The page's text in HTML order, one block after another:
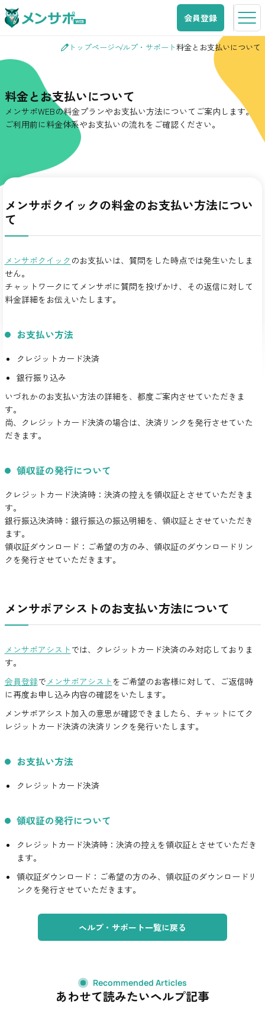
会員登録
トップページヘルプ・サポート料金とお支払いについて
料金とお支払いについて
メンサポWEBの料金プランやお支払い方法についてご案内します。
ご利用前に料金体系やお支払いの流れをご確認ください。
メンサポクイックの料金のお支払い方法につい
て
メンサポクイック のお支払いは、質問をした時点では発生いたしま
せん。
チャットワークにてメンサポに質問を投げかけ、その返信に対して
料金詳細をお伝えいたします。
お支払い方法
クレジットカード決済
銀行振り込み
いづれかのお支払い方法の詳細を、都度ご案内させていただきま
す。
尚、クレジットカード決済の場合は、決済リンクを発行させていた
だきます。
領収証の発行について
クレジットカード決済時：決済の控えを領収証とさせていただきま
す。
銀行振込決済時：銀行振込の振込明細を、領収証とさせていただき
ます。
領収証ダウンロード：ご希望の方のみ、領収証のダウンロードリン
クを発行させていただきます。
メンサポアシストのお支払い方法について
メンサポアシスト では、クレジットカード決済のみ対応しておりま
す。
会員登録でメンサポアシストをご希望のお客様に対して、ご返信時
に再度お申し込み内容の確認をいたします。
メンサポアシスト加入の意思が確認できましたら、チャットにてク
レジットカード決済の決済リンクを発行いたします。
お支払い方法
クレジットカード決済
領収証の発行について
クレジットカード決済時：決済の控えを領収証とさせていただき
ます。
領収証ダウンロード：ご希望の方のみ、領収証のダウンロードリ
ンクを発行させていただきます。
ヘルプ・サポート一覧に戻る
Recommended Articles
あわせて読みたいヘルプ記事